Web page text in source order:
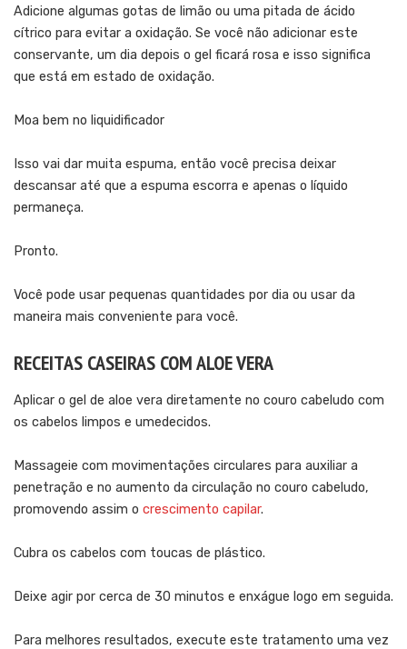
Adicione algumas gotas de limão ou uma pitada de ácido
cítrico para evitar a oxidação. Se você não adicionar este
conservante, um dia depois o gel ficará rosa e isso significa
que está em estado de oxidação.
Moa bem no liquidificador
Isso vai dar muita espuma, então você precisa deixar
descansar até que a espuma escorra e apenas o líquido
permaneça.
Pronto.
Você pode usar pequenas quantidades por dia ou usar da
maneira mais conveniente para você.
RECEITAS CASEIRAS COM ALOE VERA
Aplicar o gel de aloe vera diretamente no couro cabeludo com
os cabelos limpos e umedecidos.
Massageie com movimentações circulares para auxiliar a
penetração e no aumento da circulação no couro cabeludo,
promovendo assim o crescimento capilar.
Cubra os cabelos com toucas de plástico.
Deixe agir por cerca de 30 minutos e enxágue logo em seguida.
Para melhores resultados, execute este tratamento uma vez